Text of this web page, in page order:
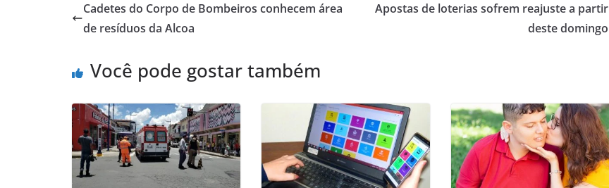
Cadetes do Corpo de Bombeiros conhecem área
de resíduos da Alcoa
Apostas de loterias sofrem reajuste a partir
deste domingo
Você pode gostar também